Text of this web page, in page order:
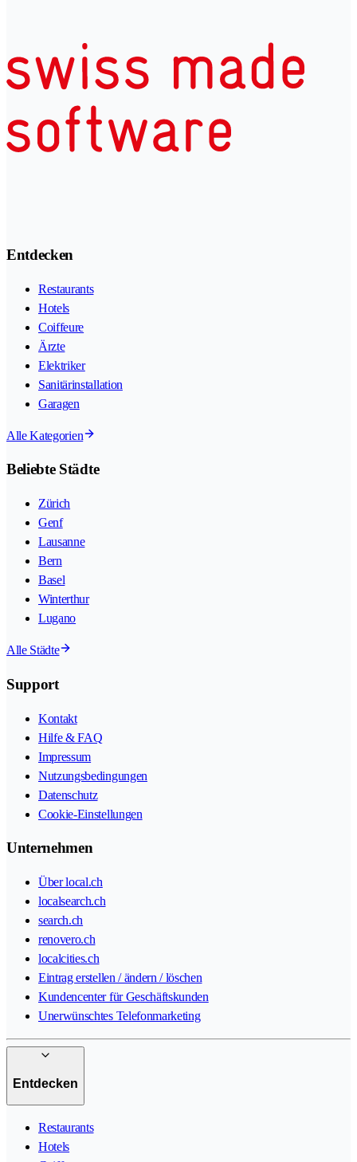
Entdecken
Restaurants
Hotels
Coiffeure
Ärzte
Elektriker
Sanitärinstallation
Garagen
Alle Kategorien
Beliebte Städte
Zürich
Genf
Lausanne
Bern
Basel
Winterthur
Lugano
Alle Städte
Support
Kontakt
Hilfe & FAQ
Impressum
Nutzungsbedingungen
Datenschutz
Cookie-Einstellungen
Unternehmen
Über local.ch
localsearch.ch
search.ch
renovero.ch
localcities.ch
Eintrag erstellen / ändern / löschen
Kundencenter für Geschäftskunden
Unerwünschtes Telefonmarketing
Entdecken
Restaurants
Hotels